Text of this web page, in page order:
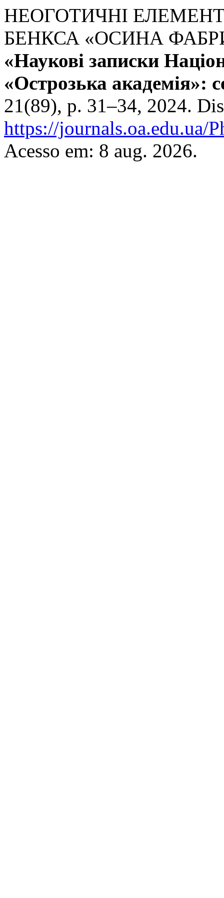
НЕОГОТИЧНІ
БЕНКСА «ОСИНА
«Наукові записки
«Острозька академія»:
21(89), p. 31–34, 2024.
https://journals.oa.edu.ua/
Acesso em: 8 aug. 2026.